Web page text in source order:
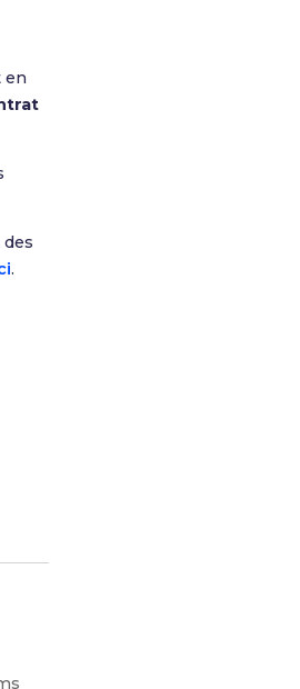
en
.